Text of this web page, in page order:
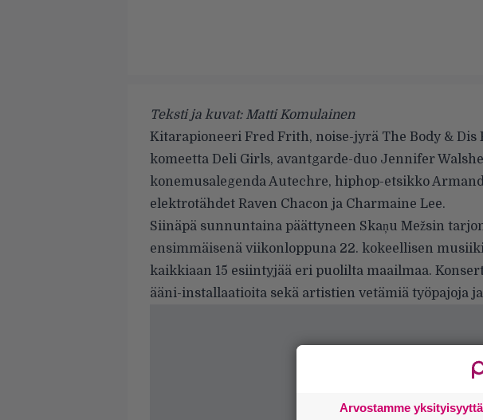
Teksti ja kuvat: Matti Komulainen
Kitarapioneeri Fred Frith, noise-jyrä The Body & Dis
komeetta Deli Girls, avantgarde-duo Jennifer
konemusalegenda Autechre, hiphop-etsikko
elektrotähdet Raven Chacon ja Charmaine Lee.
Siinäpä sunnuntaina päättyneen Skaņu Mežsin
ensimmäisenä viikonloppuna 22. kokeellisen
kaikkiaan 15 esiintyjää eri puolilta maailmaa.
ääni-installaatioita sekä artistien vetämiä työpajoja
Arvostamme